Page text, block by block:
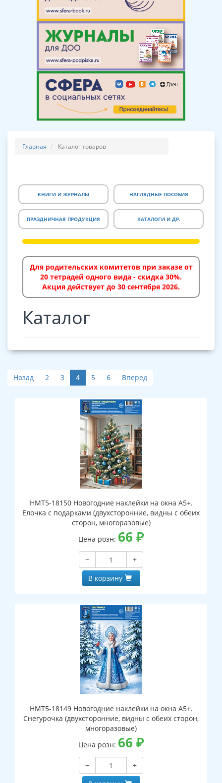
Главная Каталог товаров
КНИГИ И ЖУРНАЛЫ НАГЛЯДНЫЕ ПОСОБИЯ
ПРАЗДНИЧНАЯ ПРОДУКЦИЯ КАТАЛОГИ И ДР.
Для родительских комитетов при заказе от
20 тетрадей одного вида - скидка 30%.
Акция действует до 30 сентября 2026.
Каталог
Назад 2 3 4 5 6 Вперед
НМТ5-18150 Новогодние наклейки на окна А5+.
Елочка с подарками (двухсторонние, видны с обеих
сторон, многоразовые)
Цена розн: 66 ₽
−
+
В корзину
НМТ5-18149 Новогодние наклейки на окна А5+.
Снегурочка (двухсторонние, видны с обеих сторон,
многоразовые)
Цена розн: 66 ₽
−
+